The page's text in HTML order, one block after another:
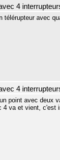
4
télérupteur avec
4
point avec deux
va et vient, c'est